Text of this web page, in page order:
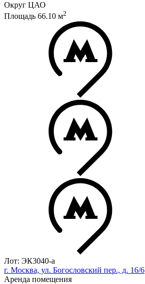
Округ ЦАО
Площадь 66.10 м2
Лот: ЭК3040-a
г. Москва, ул. Богословский пер., д. 16/6
Аренда помещения